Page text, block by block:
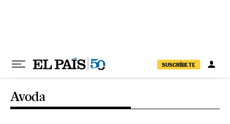
SUSCRÍBETE
Avoda